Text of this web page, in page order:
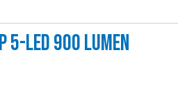
5-LED 900 LUMEN